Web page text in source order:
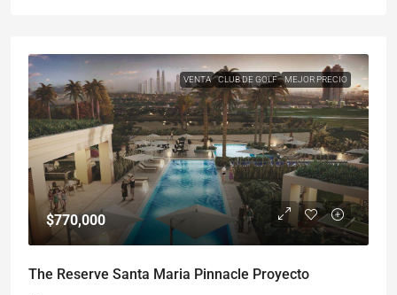
VENTA CLUB DE GOLF MEJOR PRECIO
$770,000
The Reserve Santa Maria Pinnacle Proyecto